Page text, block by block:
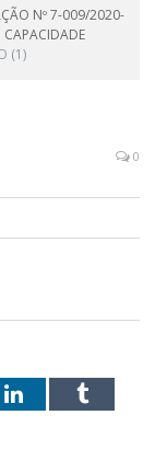
Nº 7-009/2020-
CAPACIDADE
(1)
0
LinkedInTumblr